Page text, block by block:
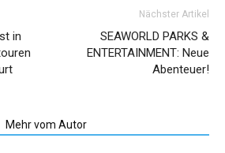
in
Nächster Artikel
SEAWORLD PARKS &
ENTERTAINMENT: Neue
Abenteuer!
Mehr vom Autor